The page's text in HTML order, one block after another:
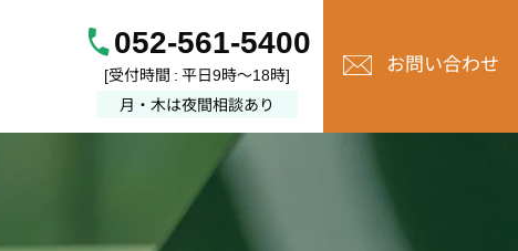
052-561-5400
[受付時間 : 平日9時～18時]
月・木は夜間相談あり
お問い合わせ